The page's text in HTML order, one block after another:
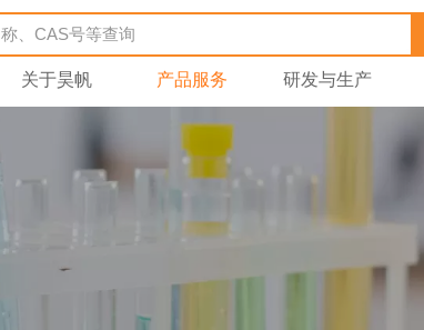
关于昊帆 产品服务 研发与生产